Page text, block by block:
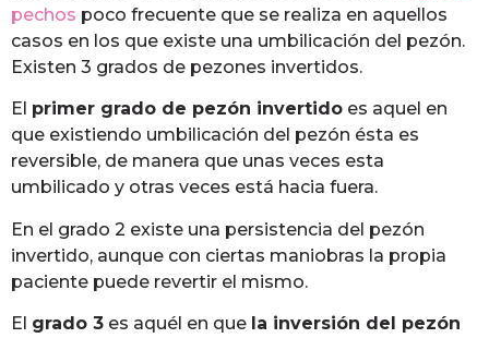
pechos poco frecuente que se realiza en aquellos
casos en los que existe una umbilicación del pezón.
Existen 3 grados de pezones invertidos.
El primer grado de pezón invertido es aquel en
que existiendo umbilicación del pezón ésta es
reversible, de manera que unas veces esta
umbilicado y otras veces está hacia fuera.
En el grado 2 existe una persistencia del pezón
invertido, aunque con ciertas maniobras la propia
paciente puede revertir el mismo.
El grado 3 es aquél en que la inversión del pezón